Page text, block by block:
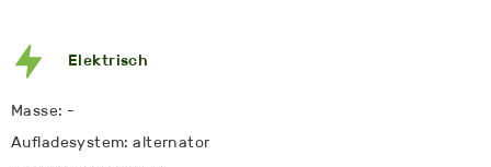
Elektrisch
Masse: -
Aufladesystem: alternator